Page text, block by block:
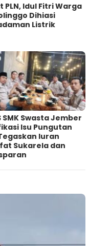
PLN, Idul Fitri Warga
Dihiasi
Listrik
SMK Swasta Jember
Isu Pungutan
Iuran
Sukarela dan